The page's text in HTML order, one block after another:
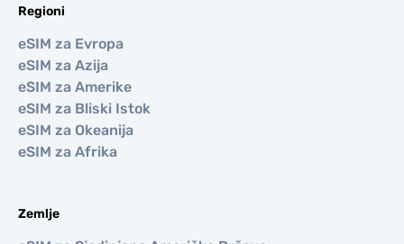
Regioni
eSIM za Evropa
eSIM za Azija
eSIM za Amerike
eSIM za Bliski Istok
eSIM za Okeanija
eSIM za Afrika
Zemlje